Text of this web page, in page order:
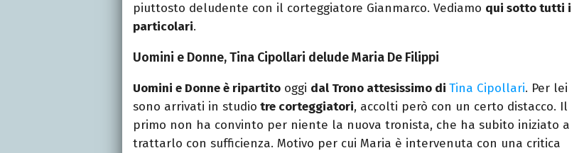
piuttosto deludente con il corteggiatore Gianmarco. Vediamo qui sotto tutti i
particolari.
Uomini e Donne, Tina Cipollari delude Maria De Filippi
Uomini e Donne è ripartito oggi dal Trono attesissimo di Tina Cipollari. Per lei
sono arrivati in studio tre corteggiatori, accolti però con un certo distacco. Il
primo non ha convinto per niente la nuova tronista, che ha subito iniziato a
trattarlo con sufficienza. Motivo per cui Maria è intervenuta con una critica